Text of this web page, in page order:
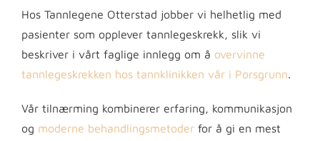
Hos Tannlegene Otterstad jobber vi helhetlig med
pasienter som opplever tannlegeskrekk, slik vi
beskriver i vårt faglige innlegg om å overvinne
tannlegeskrekken hos tannklinikken vår i Porsgrunn.
Vår tilnærming kombinerer erfaring, kommunikasjon
og moderne behandlingsmetoderfor å gi en mest